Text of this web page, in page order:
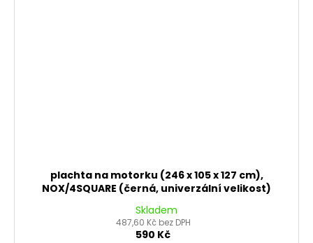
plachta na motorku (246 x 105 x 127 cm),
NOX/4SQUARE (černá, univerzální velikost)
Skladem
487,60 Kč bez DPH
590 Kč